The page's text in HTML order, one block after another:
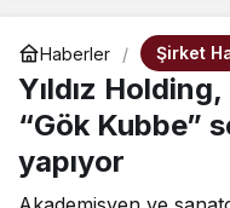
Haberler Şirket
Yıldız Holding,
“Gök Kubbe”
yapıyor